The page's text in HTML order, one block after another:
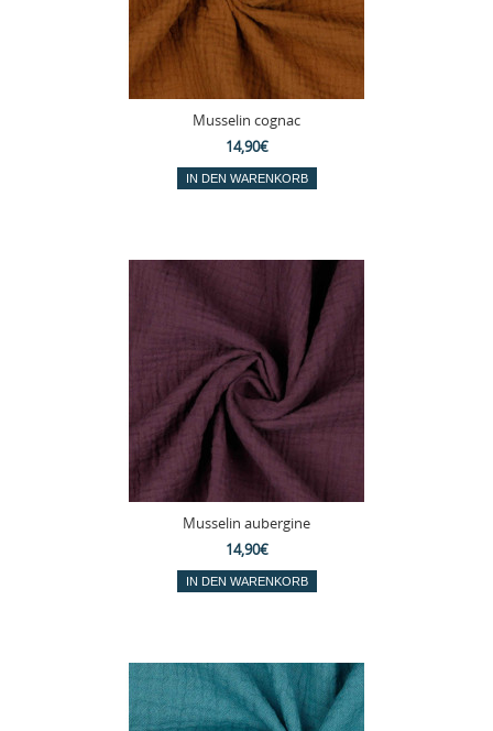
Musselin cognac
14,90€
Musselin aubergine
14,90€